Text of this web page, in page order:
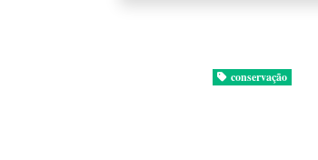
conservação